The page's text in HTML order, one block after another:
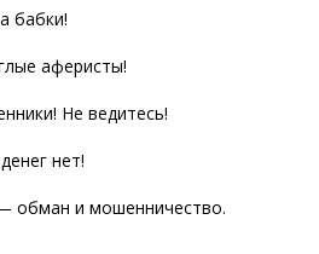
бабки!
аферисты!
Не ведитесь!
нет!
обман и мошенничество.